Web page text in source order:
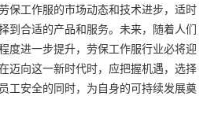
保工作服的市场动态和技术进步，适时
到合适的产品和服务。未来，随着人们
度进一步提升，劳保工作服行业必将迎
迈向这一新时代时，应把握机遇，选择
工安全的同时，为自身的可持续发展奠